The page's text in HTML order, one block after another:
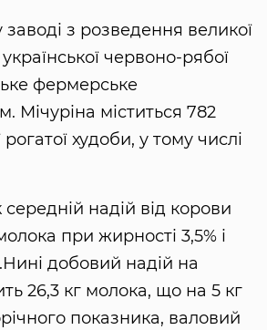
з розведення великої
червоно-рябої
фермерське
Мічуріна міститься 782
худоби, у тому числі
надій від корови
при жирності 3,5% і
добовий надій на
26,3 кг молока, що на 5 кг
показника, валовий